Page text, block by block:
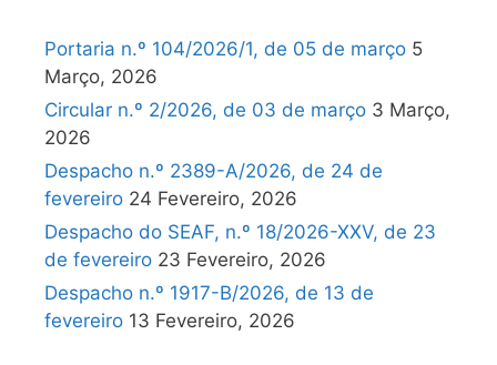
Portaria n.º 104/2026/1, de 05 de março 5
Março, 2026
Circular n.º 2/2026, de 03 de março 3 Março,
2026
Despacho n.º 2389-A/2026, de 24 de
fevereiro 24 Fevereiro, 2026
Despacho do SEAF, n.º 18/2026-XXV, de 23
de fevereiro 23 Fevereiro, 2026
Despacho n.º 1917-B/2026, de 13 de
fevereiro 13 Fevereiro, 2026